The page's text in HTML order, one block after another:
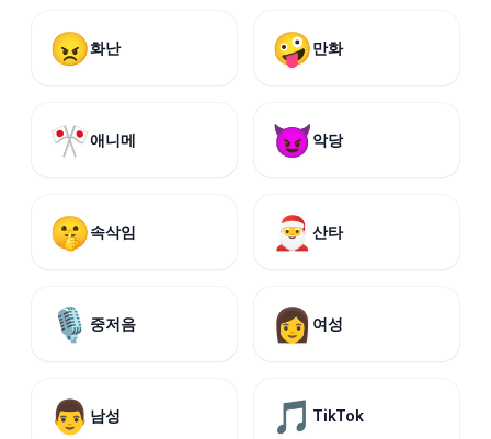
😠화난 🤪만화
🎌애니메 😈악당
🤫속삭임 🎅 산타
🎙️ 중저음 👩 여성
👨 남성 🎵 TikTok